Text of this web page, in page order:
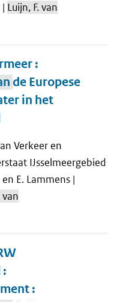
| Luijn, F. van
:
de Europese
in het
Verkeer en
IJsselmeergebied
en E. Lammens |
van
:
: